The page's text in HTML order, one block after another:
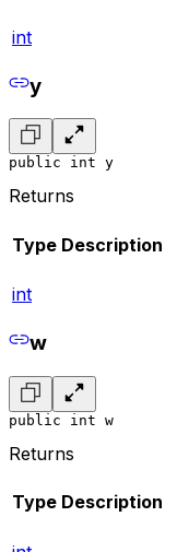
int
y
public int y
Returns
Type Description
int
w
public int w
Returns
Type Description